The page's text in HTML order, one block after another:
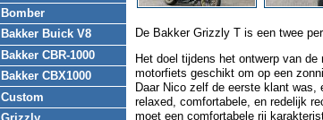
Bomber
Bakker Buick V8
Bakker CBR-1000
Bakker CBX1000
Custom
De Bakker Grizzly T is een twee
Het doel tijdens het ontwerp van
motorfiets geschikt om op een
Daar Nico zelf de eerste klant
relaxed, comfortabele, en redelijk
moet een comfortabele rij